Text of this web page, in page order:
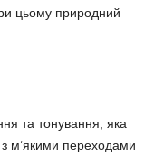
цьому природний
та тонування, яка
з м’якими переходами